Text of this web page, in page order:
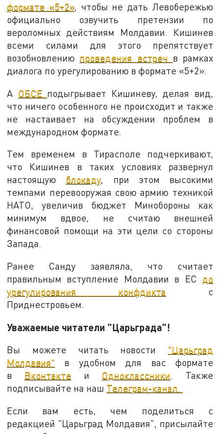
формате «5+2», чтобы не дать Левобережью
официально озвучить претензии по
вероломных действиям Молдавии. Кишинев
всеми силами для этого препятствует
возобновлению проведения встреч в рамках
диалога по урегулированию в формате «5+2».
А ОБСЕ подыгрывает Кишиневу, делая вид,
что ничего особенного не происходит и также
не настаивает на обсуждении проблем в
международном формате.
Тем временем в Тирасполе подчеркивают,
что Кишинев в таких условиях развернул
настоящую блокаду, при этом высокими
темпами перевооружая свою армию техникой
НАТО, увеличив бюджет Минобороны как
минимум вдвое, не считаю внешней
финансовой помощи на эти цели со стороны
Запада.
Ранее Санду заявляла, что считает
правильным вступление Молдавии в ЕС до
урегулирования конфдикта с
Приднестровьем.
Уважаемые читатели "Царьграда"!
Вы можете читать новости "Царьград
Молдавия" в удобном для вас формате
в Вконтактеи Одноклассники. Также
подписывайте на наш Телеграм-канал.
Если вам есть, чем поделиться с
редакцией "Царьград Молдавия", присылайте